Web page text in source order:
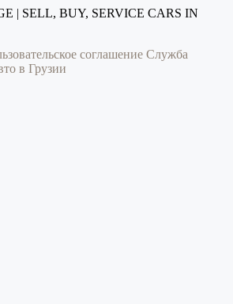
| SELL, BUY, SERVICE CARS IN
соглашение Служба
в Грузии